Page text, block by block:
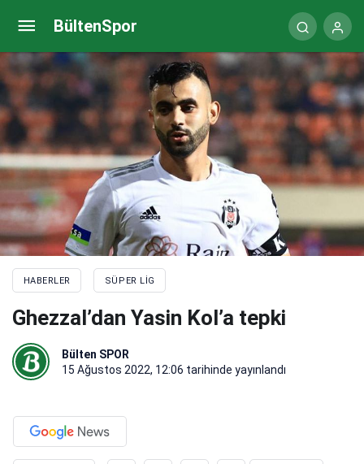
BültenSpor
HABERLER SÜPER LIG
Ghezzal’dan Yasin Kol’a tepki
Bülten SPOR
15 Ağustos 2022, 12:06 tarihinde yayınlandı
Ghezzal’dan Yasin Kol’a tepki